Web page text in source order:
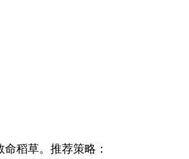
命稻草。推荐策略：